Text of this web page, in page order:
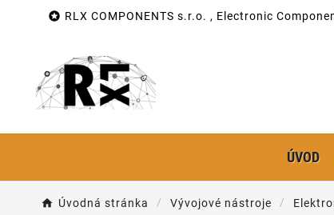
 RLX COMPONENTS s.r.o. , Electronic
ÚVOD
Úvodná stránka Vývojové nástroje